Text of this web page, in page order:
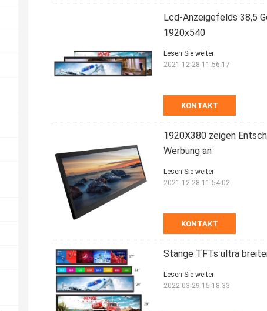
Lcd-Anzeigefelds 38,5
1920x540
KONTAKT
Lesen Sie weiter
2021-12-28 11:56:17
1920X380 zeigen
Werbung an
KONTAKT
Lesen Sie weiter
2021-12-28 11:54:02
Stange TFTs ultra
Lesen Sie weiter
2022-03-29 15:18:33